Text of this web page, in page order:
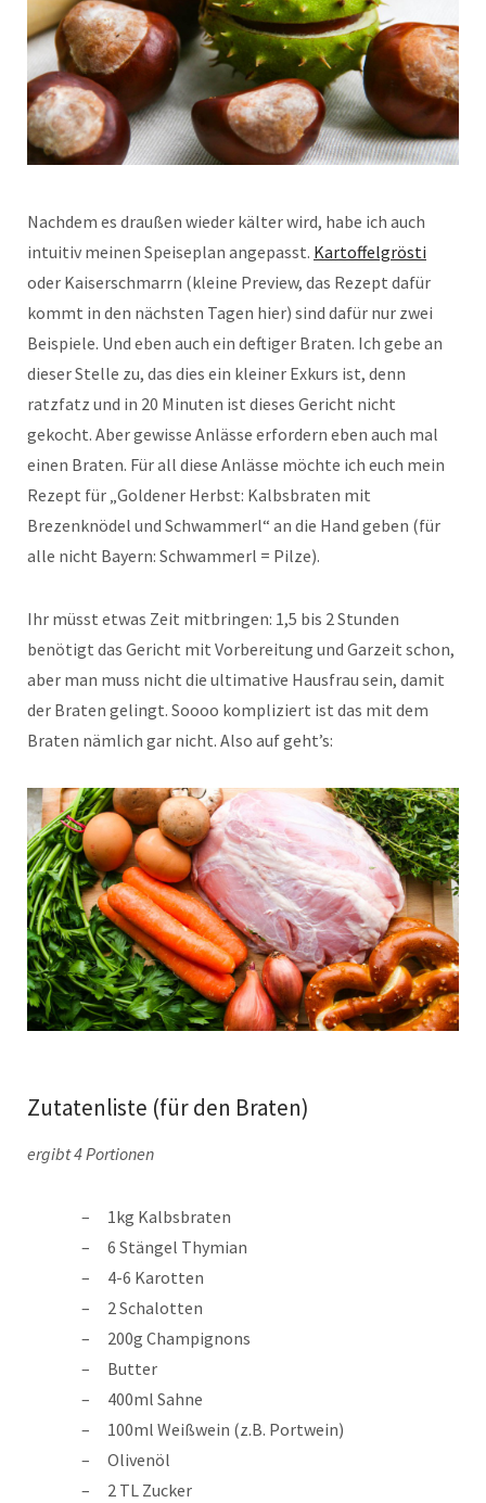
Nachdem es draußen wieder kälter wird, habe ich auch
intuitiv meinen Speiseplan angepasst. Kartoffelgrösti
oder Kaiserschmarrn (kleine Preview, das Rezept dafür
kommt in den nächsten Tagen hier) sind dafür nur zwei
Beispiele. Und eben auch ein deftiger Braten. Ich gebe an
dieser Stelle zu, das dies ein kleiner Exkurs ist, denn
ratzfatz und in 20 Minuten ist dieses Gericht nicht
gekocht. Aber gewisse Anlässe erfordern eben auch mal
einen Braten. Für all diese Anlässe möchte ich euch mein
Rezept für „Goldener Herbst: Kalbsbraten mit
Brezenknödel und Schwammerl“ an die Hand geben (für
alle nicht Bayern: Schwammerl = Pilze).
Ihr müsst etwas Zeit mitbringen: 1,5 bis 2 Stunden
benötigt das Gericht mit Vorbereitung und Garzeit schon,
aber man muss nicht die ultimative Hausfrau sein, damit
der Braten gelingt. Soooo kompliziert ist das mit dem
Braten nämlich gar nicht. Also auf geht’s:
Zutatenliste (für den Braten)
ergibt 4 Portionen
1kg Kalbsbraten
6 Stängel Thymian
4-6 Karotten
2 Schalotten
200g Champignons
Butter
400ml Sahne
100ml Weißwein (z.B. Portwein)
Olivenöl
2 TL Zucker